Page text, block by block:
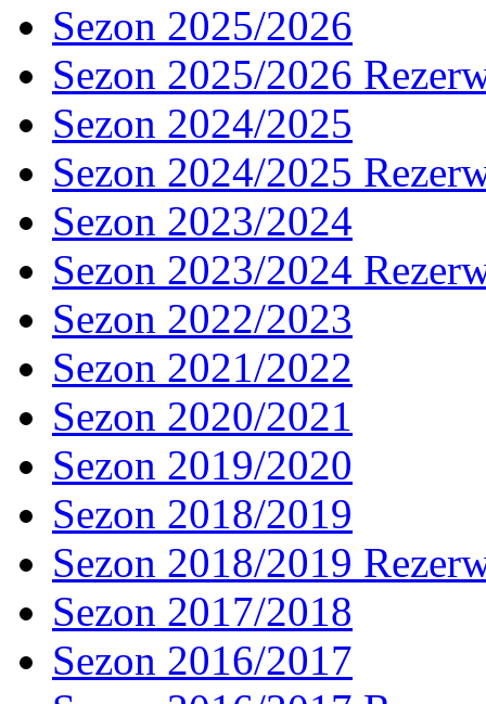
Sezon 2025/2026
Sezon 2025/2026
Sezon 2024/2025
Sezon 2024/2025
Sezon 2023/2024
Sezon 2023/2024
Sezon 2022/2023
Sezon 2021/2022
Sezon 2020/2021
Sezon 2019/2020
Sezon 2018/2019
Sezon 2018/2019
Sezon 2017/2018
Sezon 2016/2017